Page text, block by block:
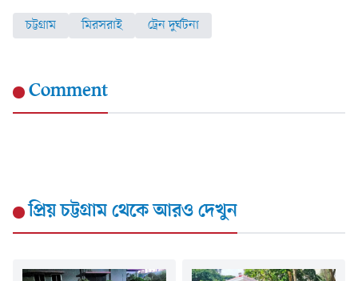
চট্টগ্রাম মিরসরাই ট্রেন দুর্ঘটনা
Comment
প্রিয় চট্টগ্রামথেকে আরও দেখুন